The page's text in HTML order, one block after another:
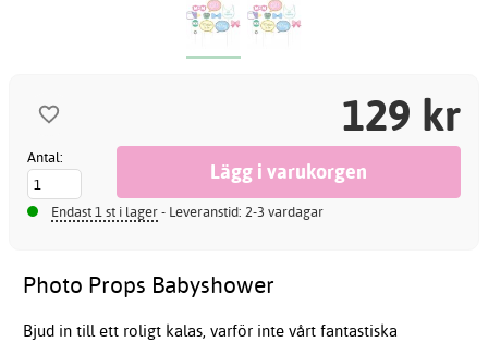
129 kr
Antal:
Endast 1 st i lager- Leveranstid: 2-3 vardagar
Photo Props Babyshower
Bjud in till ett roligt kalas, varför inte vårt fantastiska